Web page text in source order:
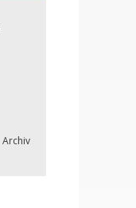
Archiv